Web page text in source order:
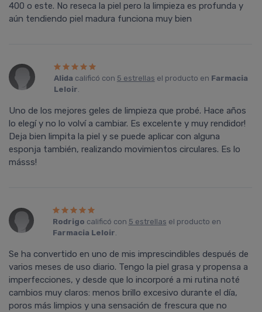
400 o este. No reseca la piel pero la limpieza es profunda y
aún tendiendo piel madura funciona muy bien
Alida calificó con 5 estrellas el producto en Farmacia
Leloir.
Uno de los mejores geles de limpieza que probé. Hace años
lo elegí y no lo volví a cambiar. Es excelente y muy rendidor!
Deja bien limpita la piel y se puede aplicar con alguna
esponja también, realizando movimientos circulares. Es lo
másss!
Rodrigo calificó con 5 estrellas el producto en
Farmacia Leloir.
Se ha convertido en uno de mis imprescindibles después de
varios meses de uso diario. Tengo la piel grasa y propensa a
imperfecciones, y desde que lo incorporé a mi rutina noté
cambios muy claros: menos brillo excesivo durante el día,
poros más limpios y una sensación de frescura que no